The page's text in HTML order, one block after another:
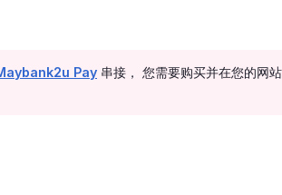
Pay 串接， 您需要购买并在您的